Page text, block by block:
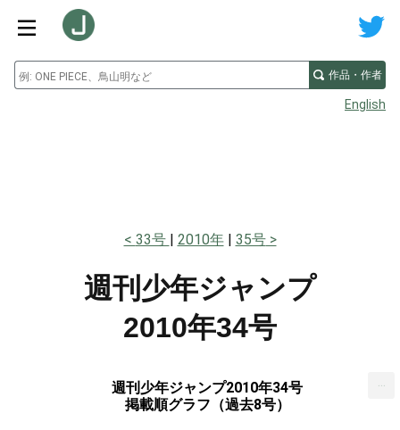
作品・作者
English
33号 2010年 35号
週刊少年ジャンプ
2010年34号
週刊少年ジャンプ2010年34号
掲載順グラフ（過去8号）